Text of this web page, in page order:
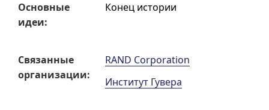
Основные
идеи:
Конец истории
Связанные
организации:
RAND Corporation
Институт Гувера